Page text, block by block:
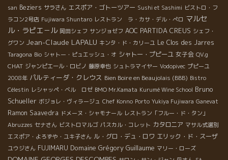
san Beziers サラさん エスポア・ゴトーツアー Sushi et Sashimi ビストロ・フ
ラコン2号店 Fujiwara Shuntaro レストラン ラ・カサ・デル・ぺロ マルセ
ル・ラピエ－ル 岡田シェフ サンジョゼフ AOC PARTIDA CREUS シェフ・
グワン Jean-Claude LAPALU キンタ・ド・カリーユ Le Clos des Jarres
Taragona Bio シャトー・ピュエッシュ・オ シャトー・プピーユ 女子会 QV.g
CHAT ジャンピエール・ロビノ 藤原幸也 シュトラマイヤー Vodopivec プピーユ
2008年 パルティーダ・クレウス Bien Boire en Beaujolais (BBB) Bistro
Célestin レシャッペ・ベル ロゼ BMO Mr.Kamata Kurumé Wine School Bruno
Schueller ボジョレ・ヴィラージュ Chef Konno Porto Yukiya Fujiwara Ganevat
Ramon Saavedra ドメーヌ・シャモナール レストラン「フルー・ド・タン」
Abruzzes セナさん ビストロマルゴ パスカル・コレット カタロニア マサル式選別
エスポア・よろずや・ユキ子さん ル・グロ・デュ・ロワ エリック・ド・スーザ
ユウジさん FUJIMARU Domaine Grégory Guillaume マリー・ローズ